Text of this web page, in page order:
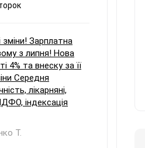
зміни! Зарплатна
з липня! Нова
4% та внеску за її
Середня
лікарняні,
індексація
Т.